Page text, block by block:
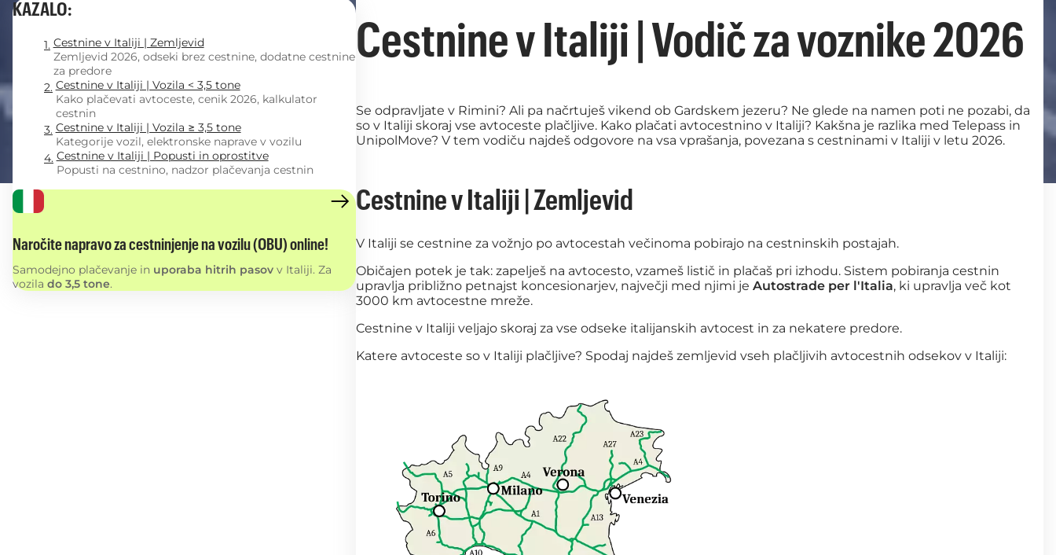
KAZALO:
Cestnine v Italiji | Zemljevid
Zemljevid 2026, odseki brez cestnine, dodatne cestnine
za predore
Cestnine v Italiji | Vozila < 3,5 tone
Kako plačevati avtoceste, cenik 2026, kalkulator
cestnin
Cestnine v Italiji | Vozila ≥ 3,5 tone
Kategorije vozil, elektronske naprave v vozilu
Cestnine v Italiji | Popusti in oprostitve
Popusti na cestnino, nadzor plačevanja cestnin
Naročite napravo za cestninjenje na vozilu (OBU) online!
Samodejno plačevanje in uporaba hitrih pasov v Italiji. Za
vozila do 3,5 tone.
Cestnine v Italiji | Vodič za voznike 2026
Se odpravljate v Rimini? Ali pa načrtuješ vikend ob Gardskem jezeru? Ne glede na namen poti ne pozabi, da
so v Italiji skoraj vse avtoceste plačljive. Kako plačati avtocestnino v Italiji? Kakšna je razlika med Telepass in
UnipolMove? V tem vodiču najdeš odgovore na vsa vprašanja, povezana s cestninami v Italiji v letu 2026.
Cestnine v Italiji | Zemljevid
V Italiji se cestnine za vožnjo po avtocestah večinoma pobirajo na cestninskih postajah.
Običajen potek je tak: zapelješ na avtocesto, vzameš listič in plačaš pri izhodu. Sistem pobiranja cestnin
upravlja približno petnajst koncesionarjev, največji med njimi jeAutostrade per l'Italia, ki upravlja več kot
3000 km avtocestne mreže.
Cestnine v Italiji veljajo skoraj za vse odseke italijanskih avtocest in za nekatere predore.
Katere avtoceste so v Italiji plačljive? Spodaj najdeš zemljevid vseh plačljivih avtocestnih odsekov v Italiji: